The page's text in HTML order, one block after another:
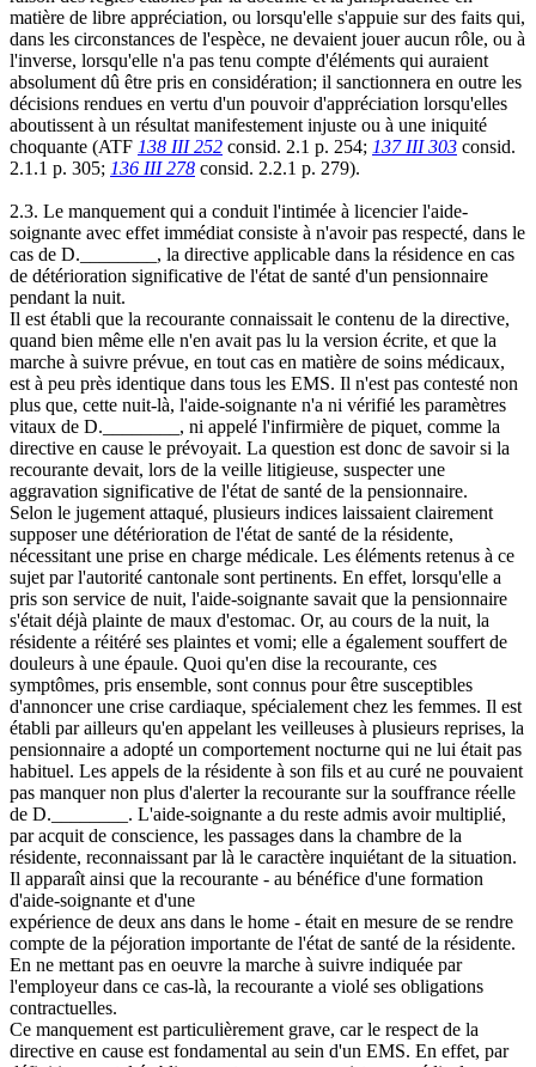
matière de libre appréciation, ou lorsqu'elle s'appuie sur des faits qui,
dans les circonstances de l'espèce, ne devaient jouer aucun rôle, ou à
l'inverse, lorsqu'elle n'a pas tenu compte d'éléments qui auraient
absolument dû être pris en considération; il sanctionnera en outre les
décisions rendues en vertu d'un pouvoir d'appréciation lorsqu'elles
aboutissent à un résultat manifestement injuste ou à une iniquité
choquante (ATF 138 III 252 consid. 2.1 p. 254; 137 III 303 consid.
2.1.1 p. 305; 136 III 278 consid. 2.2.1 p. 279).
2.3. Le manquement qui a conduit l'intimée à licencier l'aide-
soignante avec effet immédiat consiste à n'avoir pas respecté, dans le
cas de D.________, la directive applicable dans la résidence en cas
de détérioration significative de l'état de santé d'un pensionnaire
pendant la nuit.
Il est établi que la recourante connaissait le contenu de la directive,
quand bien même elle n'en avait pas lu la version écrite, et que la
marche à suivre prévue, en tout cas en matière de soins médicaux,
est à peu près identique dans tous les EMS. Il n'est pas contesté non
plus que, cette nuit-là, l'aide-soignante n'a ni vérifié les paramètres
vitaux de D.________, ni appelé l'infirmière de piquet, comme la
directive en cause le prévoyait. La question est donc de savoir si la
recourante devait, lors de la veille litigieuse, suspecter une
aggravation significative de l'état de santé de la pensionnaire.
Selon le jugement attaqué, plusieurs indices laissaient clairement
supposer une détérioration de l'état de santé de la résidente,
nécessitant une prise en charge médicale. Les éléments retenus à ce
sujet par l'autorité cantonale sont pertinents. En effet, lorsqu'elle a
pris son service de nuit, l'aide-soignante savait que la pensionnaire
s'était déjà plainte de maux d'estomac. Or, au cours de la nuit, la
résidente a réitéré ses plaintes et vomi; elle a également souffert de
douleurs à une épaule. Quoi qu'en dise la recourante, ces
symptômes, pris ensemble, sont connus pour être susceptibles
d'annoncer une crise cardiaque, spécialement chez les femmes. Il est
établi par ailleurs qu'en appelant les veilleuses à plusieurs reprises, la
pensionnaire a adopté un comportement nocturne qui ne lui était pas
habituel. Les appels de la résidente à son fils et au curé ne pouvaient
pas manquer non plus d'alerter la recourante sur la souffrance réelle
de D.________. L'aide-soignante a du reste admis avoir multiplié,
par acquit de conscience, les passages dans la chambre de la
résidente, reconnaissant par là le caractère inquiétant de la situation.
Il apparaît ainsi que la recourante - au bénéfice d'une formation
d'aide-soignante et d'une
expérience de deux ans dans le home - était en mesure de se rendre
compte de la péjoration importante de l'état de santé de la résidente.
En ne mettant pas en oeuvre la marche à suivre indiquée par
l'employeur dans ce cas-là, la recourante a violé ses obligations
contractuelles.
Ce manquement est particulièrement grave, car le respect de la
directive en cause est fondamental au sein d'un EMS. En effet, par